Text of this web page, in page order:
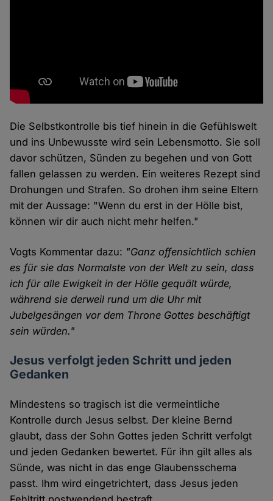
Die Selbstkontrolle bis tief hinein in die Gefühlswelt
und ins Unbewusste wird sein Lebensmotto. Sie soll
davor schützen, Sünden zu begehen und von Gott
fallen gelassen zu werden. Ein weiteres Rezept sind
Drohungen und Strafen. So drohen ihm seine Eltern
mit der Aussage: "Wenn du erst in der Hölle bist,
können wir dir auch nicht mehr helfen."
Vogts Kommentar dazu: "Ganz offensichtlich schien
es für sie das Normalste von der Welt zu sein, dass
ich für alle Ewigkeit in der Hölle gequält würde,
während sie derweil rund um die Uhr mit
Jubelgesängen vor dem Throne Gottes beschäftigt
sein würden."
Jesus verfolgt jeden Schritt und jeden
Gedanken
Mindestens so tragisch ist die vermeintliche
Kontrolle durch Jesus selbst. Der kleine Bernd
glaubt, dass der Sohn Gottes jeden Schritt verfolgt
und jeden Gedanken bewertet. Für ihn gilt alles als
Sünde, was nicht in das enge Glaubensschema
passt. Ihm wird eingetrichtert, dass Jesus jeden